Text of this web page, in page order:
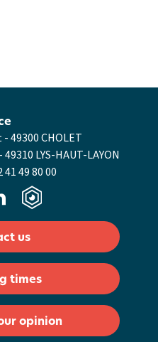
49300 CHOLET
LYS-HAUT-LAYON
41 49 80 00
us
times
opinion